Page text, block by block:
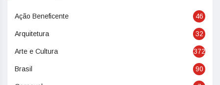
Ação Beneficente 46
Arquitetura 32
Arte e Cultura 372
Brasil 90